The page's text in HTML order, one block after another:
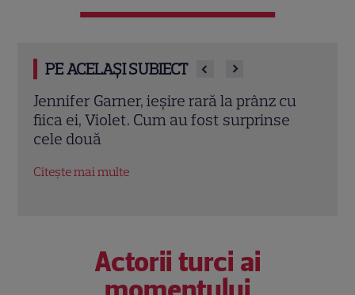
PE ACELAȘI SUBIECT
Eren Kasikci, fost câștigător MasterChef
Turcia, a murit la 37 de ani. Bucătarul a
fost găsit fără viață în locuința sa
Citește mai multe
Actorii turci ai